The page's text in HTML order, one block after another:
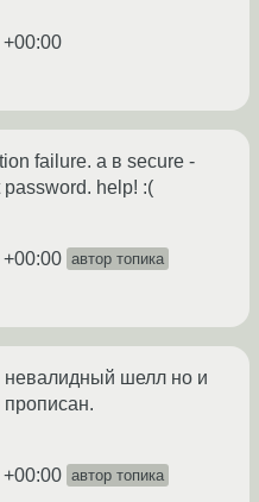
failure. а в secure -
help! :(
автор топика
шелл но и
автор топика